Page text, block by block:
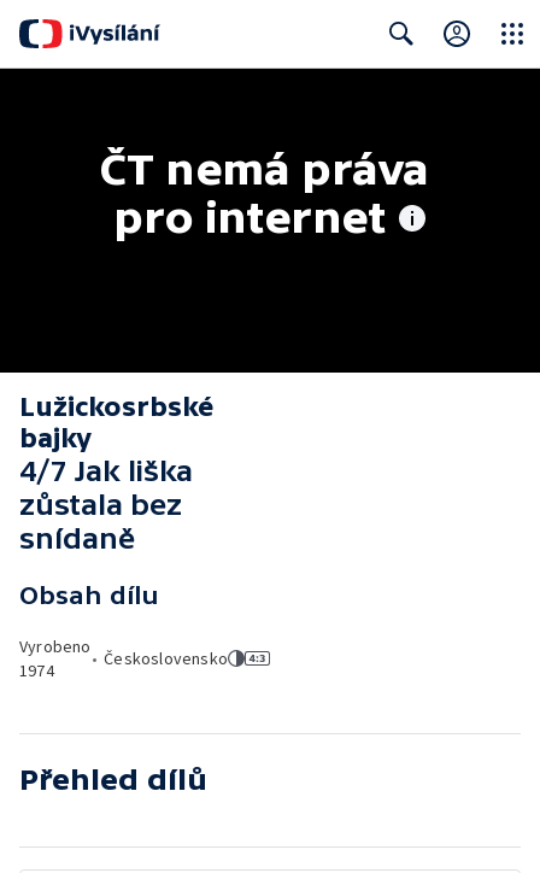
ČT nemá práva
pro internet
Lužickosrbské
bajky
4/7 Jak liška
zůstala bez
snídaně
Obsah dílu
Vyrobeno
1974
• Československo
Přehled dílů